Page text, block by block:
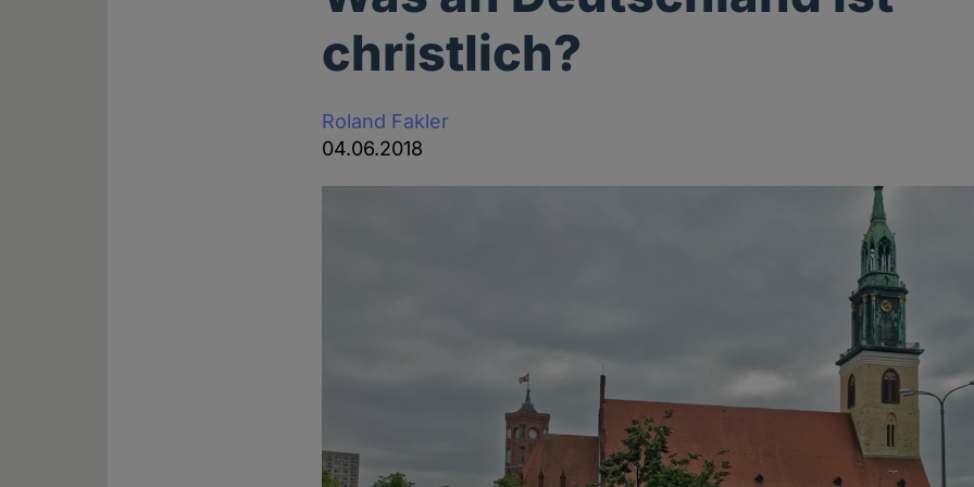
christlich?
Roland Fakler
04.06.2018